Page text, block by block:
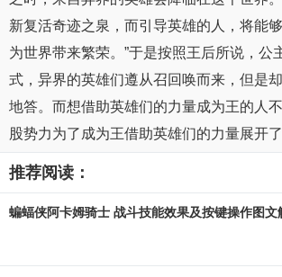
新复活奇迹之泉，而引导英雄的人，将能
为世界带来繁荣。”于是按照王后所说，公
式，异界的英雄们遵从召回唤而来，但是
地答。而想借助英雄们的力量成为王的人
股势力为了成为王借助英雄们的力量展开
推荐阅读：
蝙蝠侠阿卡姆骑士 战斗技能效果及按键操作图文